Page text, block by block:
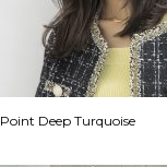
Point Deep Turquoise